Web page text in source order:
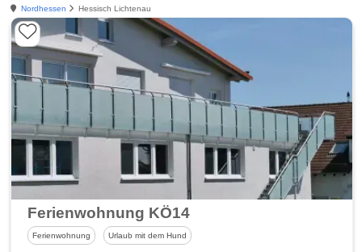
Nordhessen Hessisch Lichtenau
Ferienwohnung KÖ14
Ferienwohnung Urlaub mit dem Hund